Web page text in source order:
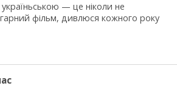
— це ніколи не
фільм, дивлюся кожного року